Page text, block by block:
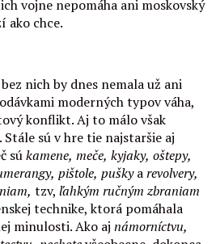
vojne nepomáha ani moskovský
ako chce.
nich by dnes nemala už ani
moderných typov váha,
konflikt. Aj to málo však
sú v hre tie najstaršie aj
súkamene, meče, kyjaky, oštepy,
pištole, puškyarevolvery,
tzv, ľahkým ručným zbraniam
technike, ktorá pomáhala
minulosti. Ako aj námorníctvu,